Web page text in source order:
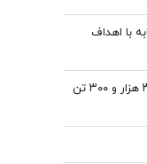
با اهداف
قیمت واقعی تخم‌مرغ چقدر است؟/ مصرف روزانه ۳ هزار و ۳۰۰ تن